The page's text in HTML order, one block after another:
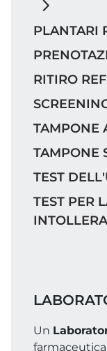
PLANTARI
RITIRO
TAMPONE
TAMPONE
TEST
TEST PER
Un